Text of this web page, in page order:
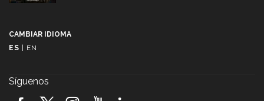
CAMBIAR IDIOMA
ES
EN
Síguenos